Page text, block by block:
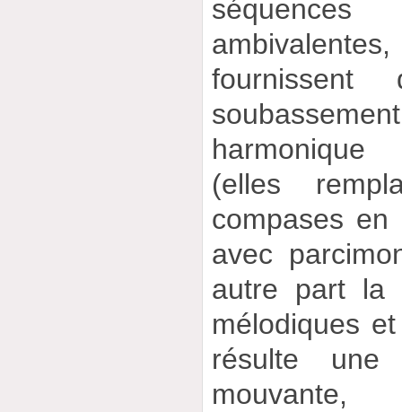
(elles
compases en
avec
autre part la
mélodiques
résulte